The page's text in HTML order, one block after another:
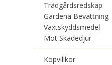
Trädgårdsredskap
Gardena Bevattning
Växtskyddsmedel
Mot Skadedjur
Köpvillkor